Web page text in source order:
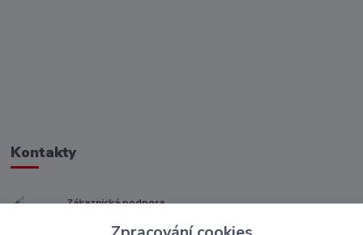
Kontakty
Zákaznická podpora